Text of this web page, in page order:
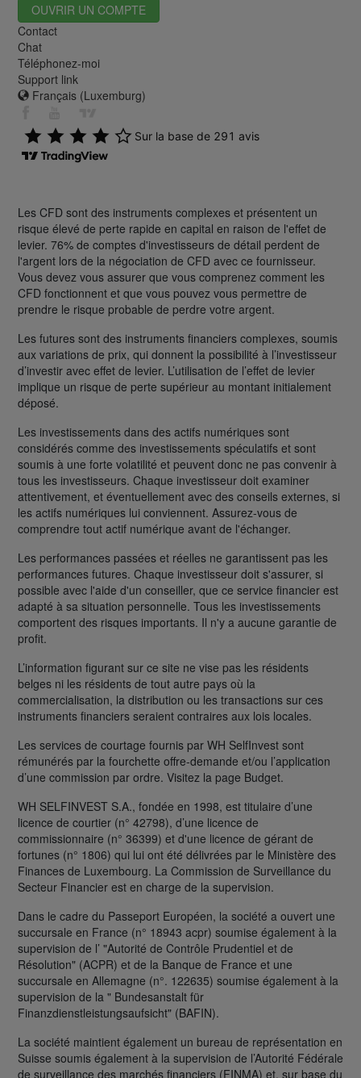
OUVRIR UN COMPTE
Contact
Chat
Téléphonez-moi
Support link
Français (Luxemburg)
Les CFD sont des instruments complexes et présentent un
risque élevé de perte rapide en capital en raison de l'effet de
levier. 76% de comptes d'investisseurs de détail perdent de
l'argent lors de la négociation de CFD avec ce fournisseur.
Vous devez vous assurer que vous comprenez comment les
CFD fonctionnent et que vous pouvez vous permettre de
prendre le risque probable de perdre votre argent.
Les futures sont des instruments financiers complexes, soumis
aux variations de prix, qui donnent la possibilité à l’investisseur
d’investir avec effet de levier. L’utilisation de l’effet de levier
implique un risque de perte supérieur au montant initialement
déposé.
Les investissements dans des actifs numériques sont
considérés comme des investissements spéculatifs et sont
soumis à une forte volatilité et peuvent donc ne pas convenir à
tous les investisseurs. Chaque investisseur doit examiner
attentivement, et éventuellement avec des conseils externes, si
les actifs numériques lui conviennent. Assurez-vous de
comprendre tout actif numérique avant de l'échanger.
Les performances passées et réelles ne garantissent pas les
performances futures. Chaque investisseur doit s'assurer, si
possible avec l'aide d'un conseiller, que ce service financier est
adapté à sa situation personnelle. Tous les investissements
comportent des risques importants. Il n'y a aucune garantie de
profit.
L’information figurant sur ce site ne vise pas les résidents
belges ni les résidents de tout autre pays où la
commercialisation, la distribution ou les transactions sur ces
instruments financiers seraient contraires aux lois locales.
Les services de courtage fournis par WH SelfInvest sont
rémunérés par la fourchette offre-demande et/ou l’application
d’une commission par ordre. Visitez la page Budget.
WH SELFINVEST S.A., fondée en 1998, est titulaire d’une
licence de courtier (n° 42798), d’une licence de
commissionnaire (n° 36399) et d'une licence de gérant de
fortunes (n° 1806) qui lui ont été délivrées par le Ministère des
Finances de Luxembourg. La Commission de Surveillance du
Secteur Financier est en charge de la supervision.
Dans le cadre du Passeport Européen, la société a ouvert une
succursale en France (n° 18943 acpr) soumise également à la
supervision de l’ "Autorité de Contrôle Prudentiel et de
Résolution" (ACPR) et de la Banque de France et une
succursale en Allemagne (n°. 122635) soumise également à la
supervision de la " Bundesanstalt für
Finanzdienstleistungsaufsicht" (BAFIN).
La société maintient également un bureau de représentation en
Suisse soumis également à la supervision de l’Autorité Fédérale
de surveillance des marchés financiers (FINMA) et, sur base du